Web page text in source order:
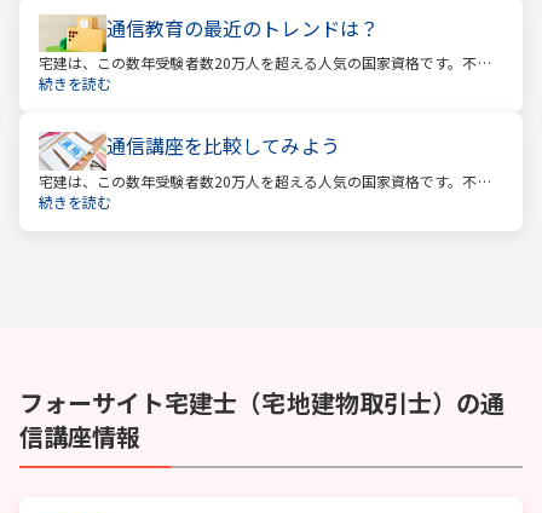
通信教育の最近のトレンドは？
宅建は、この数年受験者数20万人を超える人気の国家資格です。不動
産業に携わる人をはじめ、他業種、学生、主婦まで、さまざまな方が
続きを読む
通信講座を比較してみよう
宅建は、この数年受験者数20万人を超える人気の国家資格です。不動
産業に携わる人をはじめ、他業種、学生、主婦まで、さまざまな方が
続きを読む
フォーサイト宅建士（宅地建物取引士） の通
信講座情報